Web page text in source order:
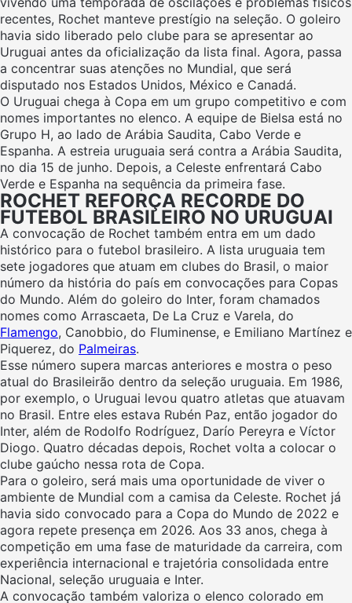
recentes, Rochet manteve prestígio na seleção. O goleiro
havia sido liberado pelo clube para se apresentar ao
Uruguai antes da oficialização da lista final. Agora, passa
a concentrar suas atenções no Mundial, que será
disputado nos Estados Unidos, México e Canadá.
O Uruguai chega à Copa em um grupo competitivo e com
nomes importantes no elenco. A equipe de Bielsa está no
Grupo H, ao lado de Arábia Saudita, Cabo Verde e
Espanha. A estreia uruguaia será contra a Arábia Saudita,
no dia 15 de junho. Depois, a Celeste enfrentará Cabo
Verde e Espanha na sequência da primeira fase.
ROCHET REFORÇA RECORDE DO
FUTEBOL BRASILEIRO NO URUGUAI
A convocação de Rochet também entra em um dado
histórico para o futebol brasileiro. A lista uruguaia tem
sete jogadores que atuam em clubes do Brasil, o maior
número da história do país em convocações para Copas
do Mundo. Além do goleiro do Inter, foram chamados
nomes como Arrascaeta, De La Cruz e Varela, do
Flamengo, Canobbio, do Fluminense, e Emiliano Martínez e
Piquerez, do Palmeiras.
Esse número supera marcas anteriores e mostra o peso
atual do Brasileirão dentro da seleção uruguaia. Em 1986,
por exemplo, o Uruguai levou quatro atletas que atuavam
no Brasil. Entre eles estava Rubén Paz, então jogador do
Inter, além de Rodolfo Rodríguez, Darío Pereyra e Víctor
Diogo. Quatro décadas depois, Rochet volta a colocar o
clube gaúcho nessa rota de Copa.
Para o goleiro, será mais uma oportunidade de viver o
ambiente de Mundial com a camisa da Celeste. Rochet já
havia sido convocado para a Copa do Mundo de 2022 e
agora repete presença em 2026. Aos 33 anos, chega à
competição em uma fase de maturidade da carreira, com
experiência internacional e trajetória consolidada entre
Nacional, seleção uruguaia e Inter.
A convocação também valoriza o elenco colorado em